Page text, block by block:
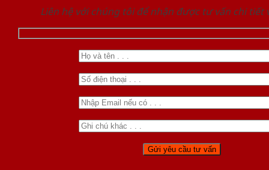
Liên hệ với chúng tôi để nhận được tư vấn chi tiết